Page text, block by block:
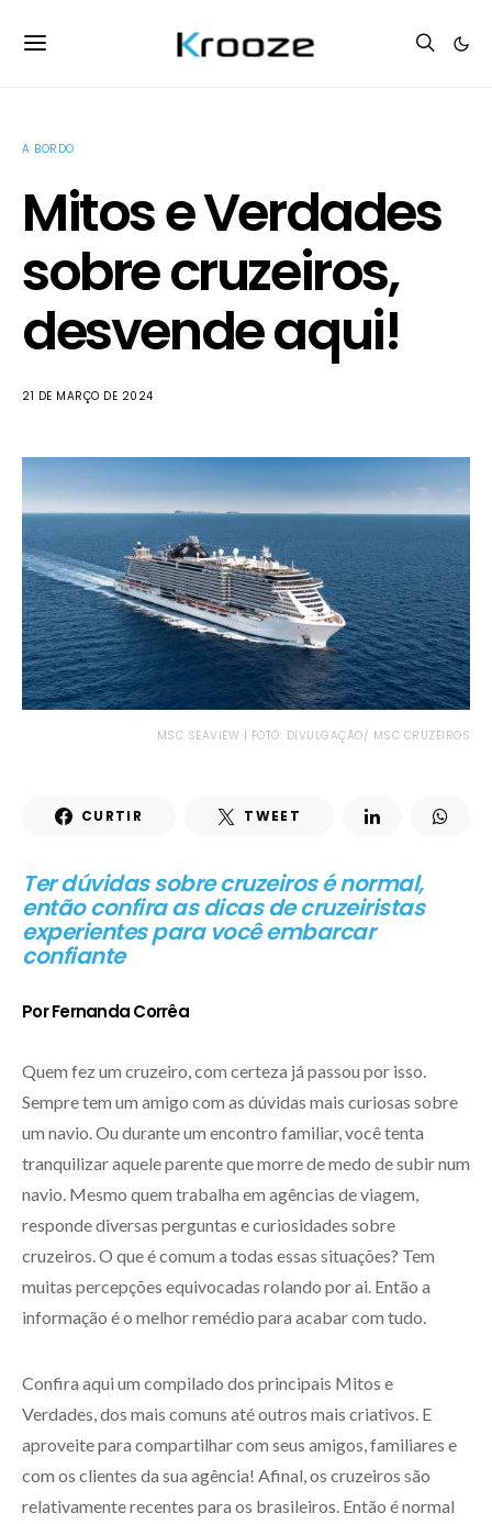
A BORDO
Mitos e Verdades
sobre cruzeiros,
desvende aqui!
21 DE MARÇO DE 2024
MSC SEAVIEW | FOTO: DIVULGAÇÃO/ MSC CRUZEIROS
CURTIR TWEET
Ter dúvidas sobre cruzeiros é normal,
então confira as dicas de cruzeiristas
experientes para você embarcar
confiante
Por Fernanda Corrêa
Quem fez um cruzeiro, com certeza já passou por isso.
Sempre tem um amigo com as dúvidas mais curiosas sobre
um navio. Ou durante um encontro familiar, você tenta
tranquilizar aquele parente que morre de medo de subir num
navio. Mesmo quem trabalha em agências de viagem,
responde diversas perguntas e curiosidades sobre
cruzeiros. O que é comum a todas essas situações? Tem
muitas percepções equivocadas rolando por ai. Então a
informação é o melhor remédio para acabar com tudo.
Confira aqui um compilado dos principais Mitos e
Verdades, dos mais comuns até outros mais criativos. E
aproveite para compartilhar com seus amigos, familiares e
com os clientes da sua agência! Afinal, os cruzeiros são
relativamente recentes para os brasileiros. Então é normal